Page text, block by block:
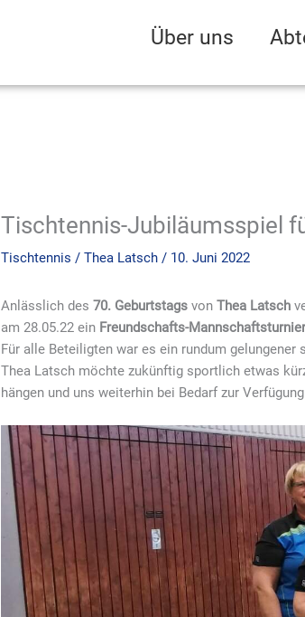
Über uns
Tischtennis-Jubiläumsspiel
Tischtennis /Thea Latsch / 10. Juni 2022
Anlässlich des70. Geburtstags vonThea Latsch
am 28.05.22 ein Freundschafts-
Für alle Beteiligten war es ein rundum gelungener
Thea Latsch möchte zukünftig sportlich etwas
hängen und uns weiterhin bei Bedarf zur